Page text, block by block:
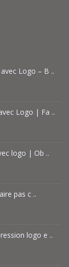
Logo – B ..
Logo | Fa ..
logo | Ob ..
pas c ..
logo e ..